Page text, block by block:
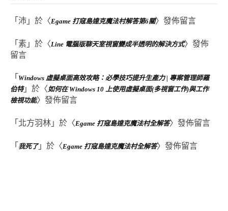
「 沛 」於〈Egame 打寇島達克魔法村解答第6關〉發佈留言
「 素 」於〈Line 電腦版聊天室視窗變成半透明的解決方式〉發佈
留言
「 Windows 虛擬桌面高效攻略：必學技巧提升生產力 | 專案管理師羅
伯特」於〈如何在 Windows 10 上使用虛擬桌面(多視窗工作)與工作
檢視功能〉發佈留言
「 北方羽林 」於〈Egame 打寇島達克魔法村全解答〉發佈留言
「 我死了」於〈Egame 打寇島達克魔法村全解答〉發佈留言